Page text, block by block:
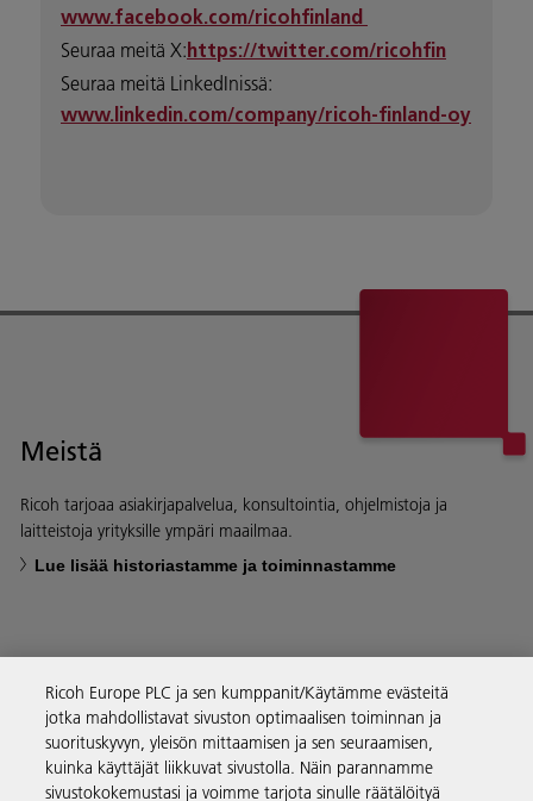
www.facebook.com/ricohfinland
Seuraa meitä X:https://twitter.com/ricohfin
Seuraa meitä LinkedInissä:
www.linkedin.com/company/ricoh-finland-oy
Meistä
Ricoh tarjoaa asiakirjapalvelua, konsultointia, ohjelmistoja ja
laitteistoja yrityksille ympäri maailmaa.
Lue lisää historiastamme ja toiminnastamme
Yritysratkaisut
Tuotteet ja palvelut
Ricoh Europe PLC ja sen kumppanit/Käytämme evästeitä
jotka mahdollistavat sivuston optimaalisen toiminnan ja
suorituskyvyn, yleisön mittaamisen ja sen seuraamisen,
kuinka käyttäjät liikkuvat sivustolla. Näin parannamme
sivustokokemustasi ja voimme tarjota sinulle räätälöityä